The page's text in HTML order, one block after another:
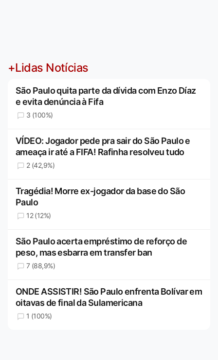
+Lidas Notícias
São Paulo quita parte da dívida com Enzo Díaz
e evita denúncia à Fifa
3 (100%)
VÍDEO: Jogador pede pra sair do São Paulo e
ameaça ir até a FIFA! Rafinha resolveu tudo
2 (42,9%)
Tragédia! Morre ex-jogador da base do São
Paulo
12 (12%)
São Paulo acerta empréstimo de reforço de
peso, mas esbarra em transfer ban
7 (88,9%)
ONDE ASSISTIR! São Paulo enfrenta Bolívar em
oitavas de final da Sulamericana
1 (100%)